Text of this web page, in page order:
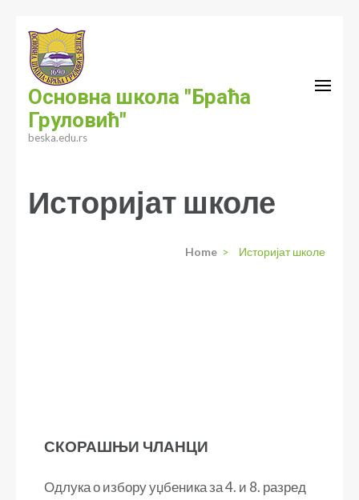
content
(Press
Enter)
Основна школа "Браћа
Груловић"
beska.edu.rs
Историјат школе
Home > Историјат школе
СКОРАШЊИ ЧЛАНЦИ
Одлука о избору уџбеника за 4. и 8. разред